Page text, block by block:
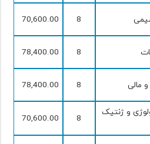
8
70,600.00
8
78,400.00
مالی 8
78,400.00
و ژنتیک
8
70,600.00